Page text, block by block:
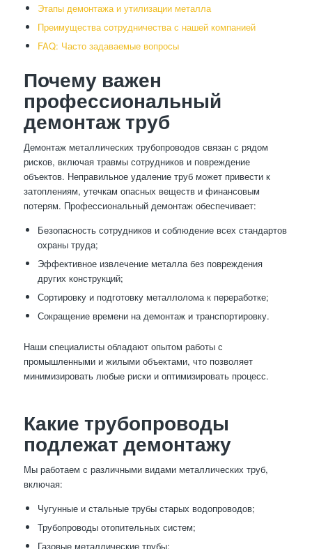
Этапы демонтажа и утилизации металла
Преимущества сотрудничества с нашей компанией
FAQ: Часто задаваемые вопросы
Почему важен
профессиональный
демонтаж труб
Демонтаж металлических трубопроводов связан с рядом
рисков, включая травмы сотрудников и повреждение
объектов. Неправильное удаление труб может привести к
затоплениям, утечкам опасных веществ и финансовым
потерям. Профессиональный демонтаж обеспечивает:
Безопасность сотрудников и соблюдение всех стандартов
охраны труда;
Эффективное извлечение металла без повреждения
других конструкций;
Сортировку и подготовку металлолома к переработке;
Сокращение времени на демонтаж и транспортировку.
Наши специалисты обладают опытом работы с
промышленными и жилыми объектами, что позволяет
минимизировать любые риски и оптимизировать процесс.
Какие трубопроводы
подлежат демонтажу
Мы работаем с различными видами металлических труб,
включая:
Чугунные и стальные трубы старых водопроводов;
Трубопроводы отопительных систем;
Газовые металлические трубы;